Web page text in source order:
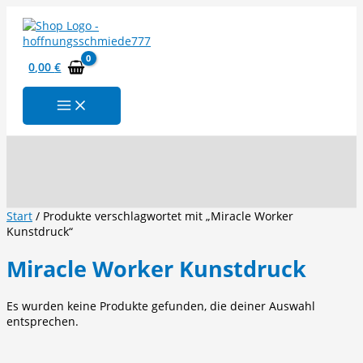
Inhalt
springen
0,00€
Start / Produkte verschlagwortet mit „Miracle Worker
Kunstdruck“
Miracle Worker Kunstdruck
Es wurden keine Produkte gefunden, die deiner Auswahl
entsprechen.